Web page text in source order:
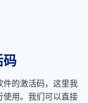
码
的激活码，这里我
用。我们可以直接